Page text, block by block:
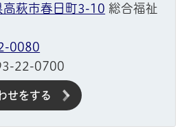
高萩市春日町3-10 総合福祉
0080
22-0700
せをする